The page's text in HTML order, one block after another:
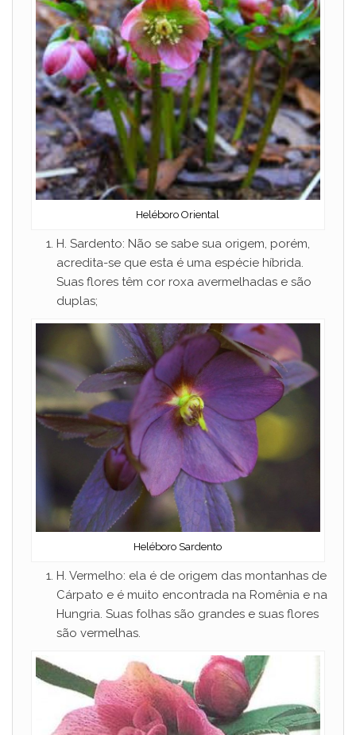
Heléboro Oriental
H. Sardento: Não se sabe sua origem, porém,
acredita-se que esta é uma espécie híbrida.
Suas flores têm cor roxa avermelhadas e são
duplas;
Heléboro Sardento
H. Vermelho: ela é de origem das montanhas de
Cárpato e é muito encontrada na Romênia e na
Hungria. Suas folhas são grandes e suas flores
são vermelhas.